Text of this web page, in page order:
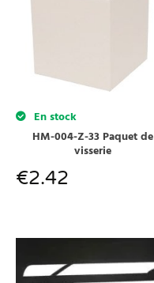
En stock
HM-004-Z-33 Paquet de
visserie
€2.42